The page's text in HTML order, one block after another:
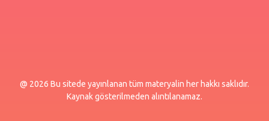
@ 2026 Bu sitede yayınlanan tüm materyalin her hakkı saklıdır.
Kaynak gösterilmeden alıntılanamaz.